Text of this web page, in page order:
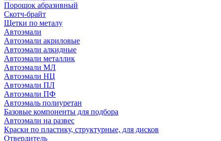
Порошок абразивный
Скотч-брайт
Щетки по металу
Автоэмали
Автоэмали акриловые
Автоэмали алкидные
Автоэмали металлик
Автоэмали МЛ
Автоэмали НЦ
Автоэмали ПЛ
Автоэмали ПФ
Автоэмаль полиуретан
Базовые компоненты для подбора
Автоэмали на развес
Краски по пластику, структурные, для дисков
Отвердитель